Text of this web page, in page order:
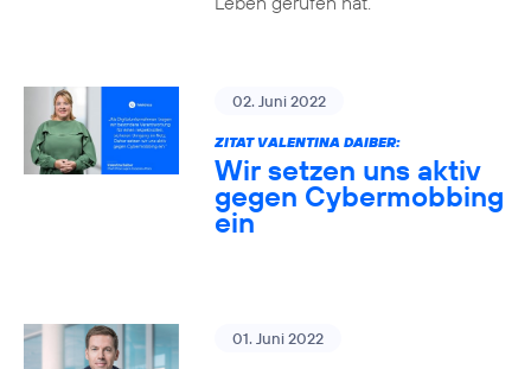
02. Juni 2022
ZITAT VALENTINA DAIBER:
Wir setzen uns aktiv
gegen Cybermobbing
ein
01. Juni 2022